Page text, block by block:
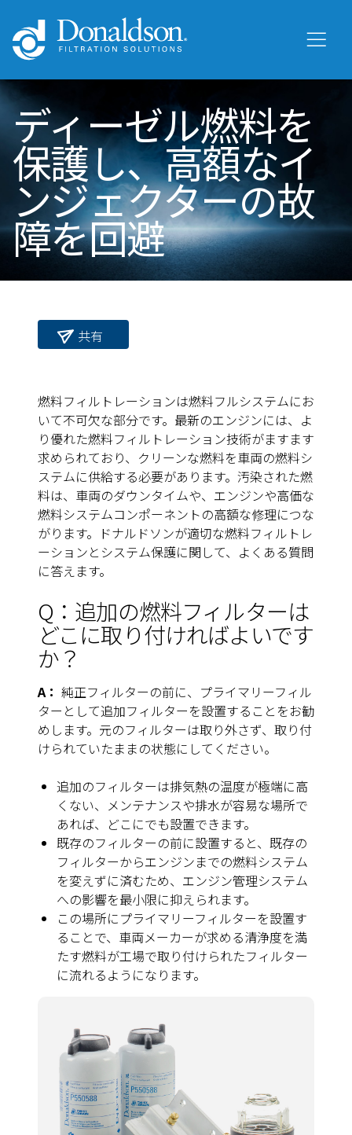
ディーゼル燃料を
保護し、高額なイ
ンジェクターの故
障を回避
共有
燃料フィルトレーションは燃料フルシステムにお
いて不可欠な部分です。最新のエンジンには、よ
り優れた燃料フィルトレーション技術がますます
求められており、クリーンな燃料を車両の燃料シ
ステムに供給する必要があります。汚染された燃
料は、車両のダウンタイムや、エンジンや高価な
燃料システムコンポーネントの高額な修理につな
がります。ドナルドソンが適切な燃料フィルトレ
ーションとシステム保護に関して、よくある質問
に答えます。
Q：追加の燃料フィルターは
どこに取り付ければよいです
か？
A： 純正フィルターの前に、プライマリーフィル
ターとして追加フィルターを設置することをお勧
めします。元のフィルターは取り外さず、取り付
けられていたままの状態にしてください。
追加のフィルターは排気熱の温度が極端に高
くない、メンテナンスや排水が容易な場所で
あれば、どこにでも設置できます。
既存のフィルターの前に設置すると、既存の
フィルターからエンジンまでの燃料システム
を変えずに済むため、エンジン管理システム
への影響を最小限に抑えられます。
この場所にプライマリーフィルターを設置す
ることで、車両メーカーが求める清浄度を満
たす燃料が工場で取り付けられたフィルター
に流れるようになります。